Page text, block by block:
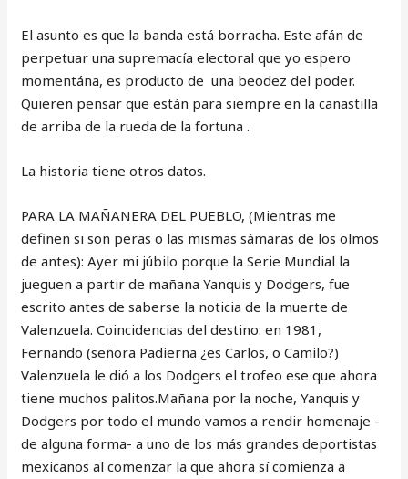
El asunto es que la banda está borracha. Este afán de
perpetuar una supremacía electoral que yo espero
momentána, es producto de una beodez del poder.
Quieren pensar que están para siempre en la canastilla
de arriba de la rueda de la fortuna .
La historia tiene otros datos.
PARA LA MAÑANERA DEL PUEBLO, (Mientras me
definen si son peras o las mismas sámaras de los olmos
de antes): Ayer mi júbilo porque la Serie Mundial la
jueguen a partir de mañana Yanquis y Dodgers, fue
escrito antes de saberse la noticia de la muerte de
Valenzuela. Coincidencias del destino: en 1981,
Fernando (señora Padierna ¿es Carlos, o Camilo?)
Valenzuela le dió a los Dodgers el trofeo ese que ahora
tiene muchos palitos.Mañana por la noche, Yanquis y
Dodgers por todo el mundo vamos a rendir homenaje -
de alguna forma- a uno de los más grandes deportistas
mexicanos al comenzar la que ahora sí comienza a